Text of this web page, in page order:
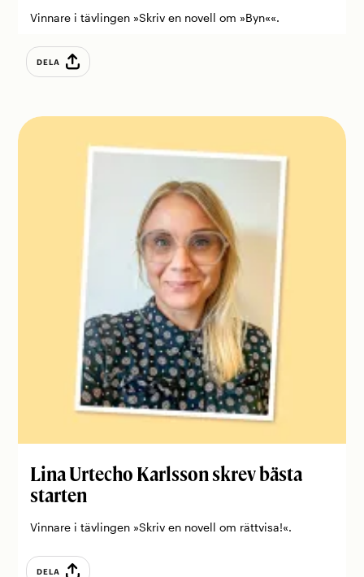
Vinnare i tävlingen »Skriv en novell om »Byn««.
DELA
Lina Urtecho Karlsson skrev bästa
starten
Vinnare i tävlingen »Skriv en novell om rättvisa!«.
DELA